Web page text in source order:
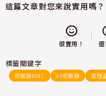
這篇文章對您來說實用嗎？
很實用！
標籤關鍵字
伺服器BMC AI伺服器 管理